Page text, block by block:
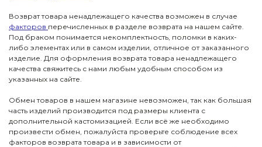
Возврат товара ненадлежащего качества возможен в случае
факторов перечисленных в разделе возврата на нашем сайте.
Под браком понимается некомплектность, поломки в каких-
либо элементах или в самом изделии, отличное от заказанного
изделие. Для оформления возврата товара ненадлежащего
качества свяжитесь с нами любым удобным способом из
указанных на сайте.
Обмен товаров в нашем магазине невозможен, так как большая
часть изделий производится под размеры клиента с
дополнительной кастомизацией. Если всё же необходимо
произвести обмен, пожалуйста проверьте соблюдение всех
факторов возврата товара и в зависимости от